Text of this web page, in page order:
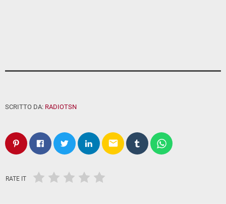
SCRITTO DA: RADIOTSN
email
RATE IT